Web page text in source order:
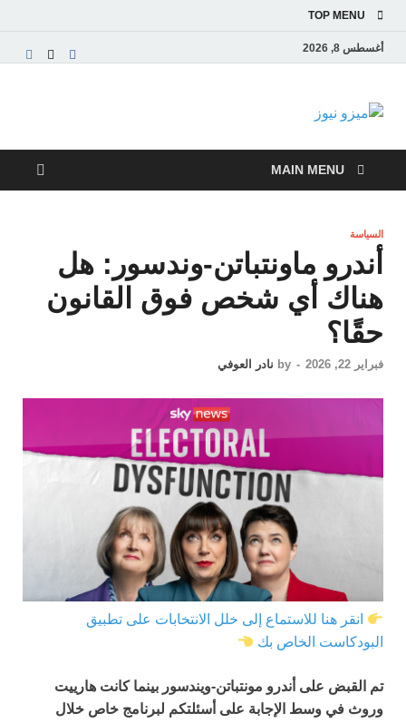
TOP MENU
أغسطس 8, 2026
ميزو نيوز
والاقتصادية
MAIN MENU
السياسة
أندرو ماونتباتن-وندسور: هل
هناك أي شخص فوق القانون
حقًا؟
فبراير 22, 2026 -
by نادر العوفي
انقر هنا للاستماع إلى خلل الانتخابات على تطبيق
البودكاست الخاص بك
تم القبض على أندرو مونتباتن-ويندسور بينما كانت هارييت
وروث في وسط الإجابة على أسئلتكم لبرنامج خاص خلال